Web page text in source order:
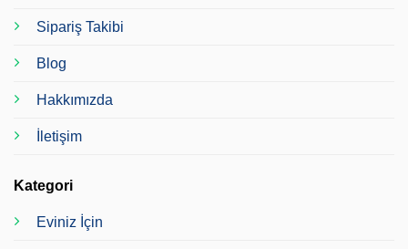
Sipariş Takibi
Blog
Hakkımızda
İletişim
Kategori
Eviniz İçin